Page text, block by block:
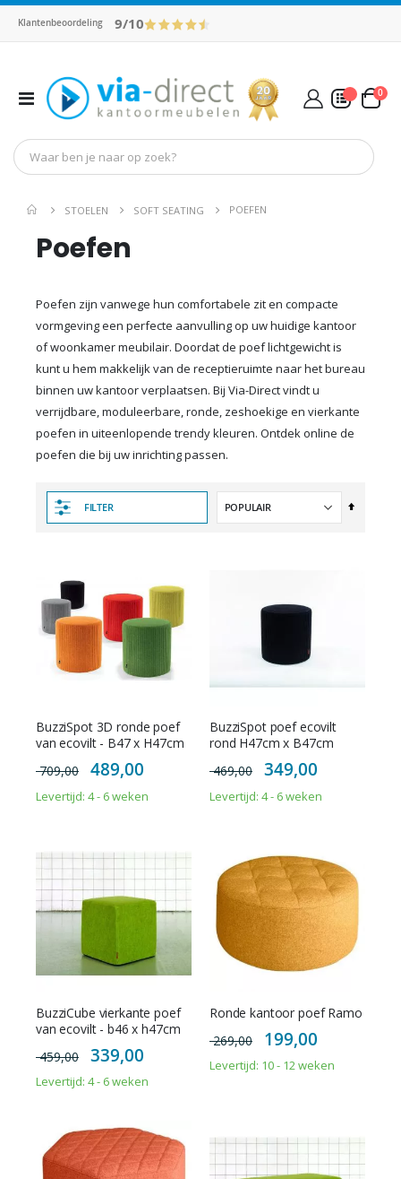
Klantenbeoordeling 9/10
Toggle
Nav
Cart
0
STOELEN SOFT SEATING POEFEN
Poefen
Poefen zijn vanwege hun comfortabele zit en compacte
vormgeving een perfecte aanvulling op uw huidige kantoor
of woonkamer meubilair. Doordat de poef lichtgewicht is
kunt u hem makkelijk van de receptieruimte naar het bureau
binnen uw kantoor verplaatsen. Bij Via-Direct vindt u
verrijdbare, moduleerbare, ronde, zeshoekige en vierkante
poefen in uiteenlopende trendy kleuren. Ontdek online de
poefen die bij uw inrichting passen.
FILTER
Van
BuzziSpot 3D ronde poef
van ecovilt - B47 x H47cm
709,00
Special
Price
489,00
Levertijd: 4 - 6 weken
BuzziSpot poef ecovilt
rond H47cm x B47cm
469,00
Special
Price
349,00
Levertijd: 4 - 6 weken
BuzziCube vierkante poef
van ecovilt - b46 x h47cm
459,00
Special
Price
339,00
Levertijd: 4 - 6 weken
Ronde kantoor poef Ramo
269,00
Special
Price
199,00
Levertijd: 10 - 12 weken